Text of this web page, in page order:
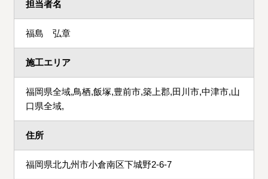
担当者名
福島 弘章
施工エリア
福岡県全域,鳥栖,飯塚,豊前市,築上郡,田川市,中津市,山
口県全域,
住所
福岡県北九州市小倉南区下城野2-6-7